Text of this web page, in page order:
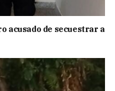
acusado de secuestrar a